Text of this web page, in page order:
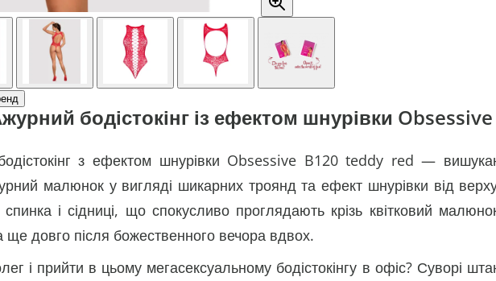
бодістокінг із ефектом шнурівки
з ефектом шнурівки Obsessive B120 teddy red —
малюнок у вигляді шикарних троянд та ефект шнурівки від
спинка і сідниці, що спокусливо проглядають крізь квітковий
довго після божественного вечора вдвох.
і прийти в цьому мегасексуальному бодістокінгу в офіс? Суворі